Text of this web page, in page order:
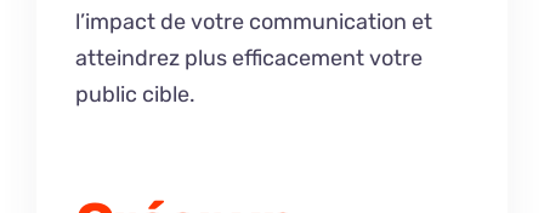
l’impact de votre communication et
atteindrez plus efficacement votre
public cible.